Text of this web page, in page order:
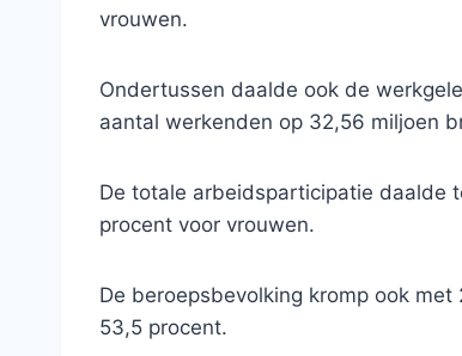
vrouwen.
Ondertussen daalde ook de
aantal werkenden op 32,56 miljoen
De totale arbeidsparticipatie daalde
procent voor vrouwen.
De beroepsbevolking kromp ook
53,5 procent.